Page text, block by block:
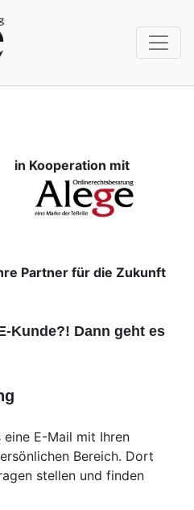
in Kooperation mit
Partner für die Zukunft
Kunde?! Dann geht es
eine E-Mail mit Ihren
Bereich. Dort
stellen und finden